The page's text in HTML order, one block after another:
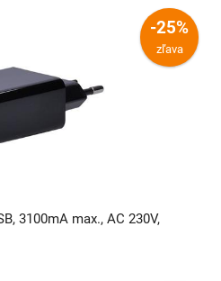
-25%
zľava
3100mA max., AC 230V,